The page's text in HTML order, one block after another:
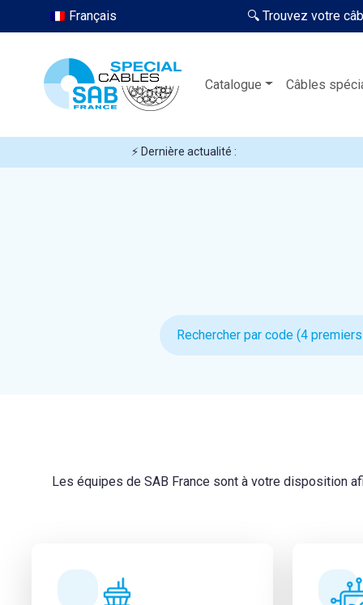
🔍 Trouvez votre
Français
Catalogue Câbles
⚡ Dernière actualité :
Les équipes de SAB France sont à votre disposition